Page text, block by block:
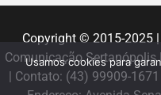
Copyright © 2015-2025
Comunicação Sertanópolis
| Contato: (43) 99909-
Usamos cookies para